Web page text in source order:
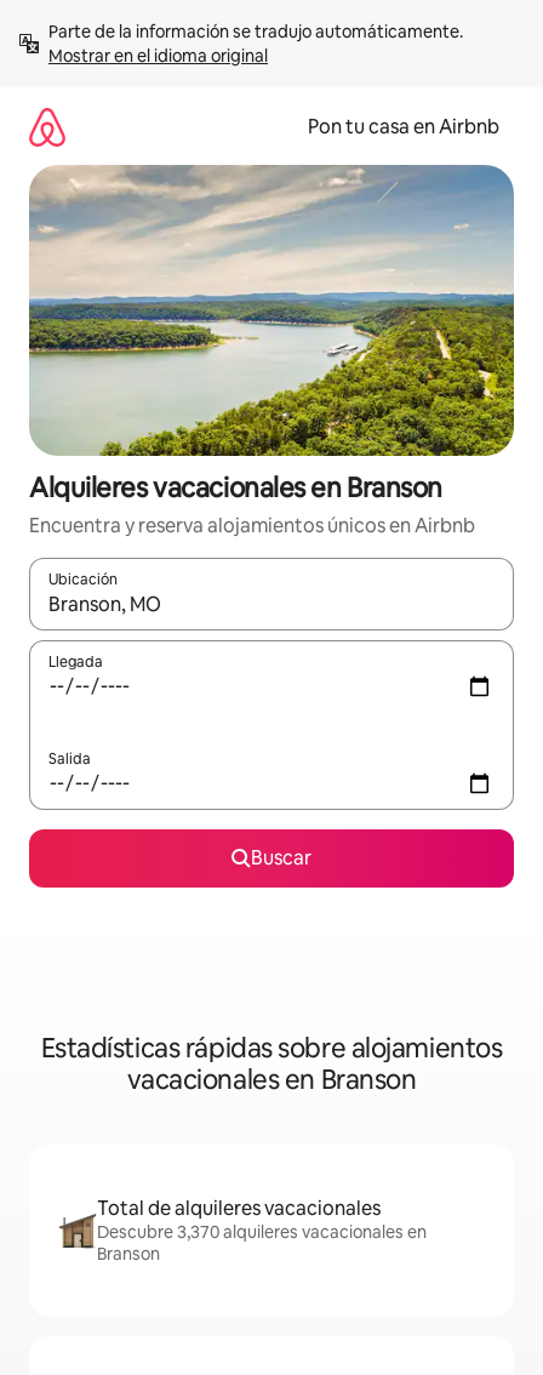
contenidoMostrar en el idioma original
Pon tu casa en Airbnb
Alquileres vacacionales en Branson
Encuentra y reserva alojamientos únicos en Airbnb
Ubicación
Cuando los resultados estén disponibles, navega con las
Llegada
Salida
Buscar
Estadísticas rápidas sobre alojamientos
vacacionales en Branson
Total de alquileres vacacionales
Descubre 3,370 alquileres vacacionales en
Branson